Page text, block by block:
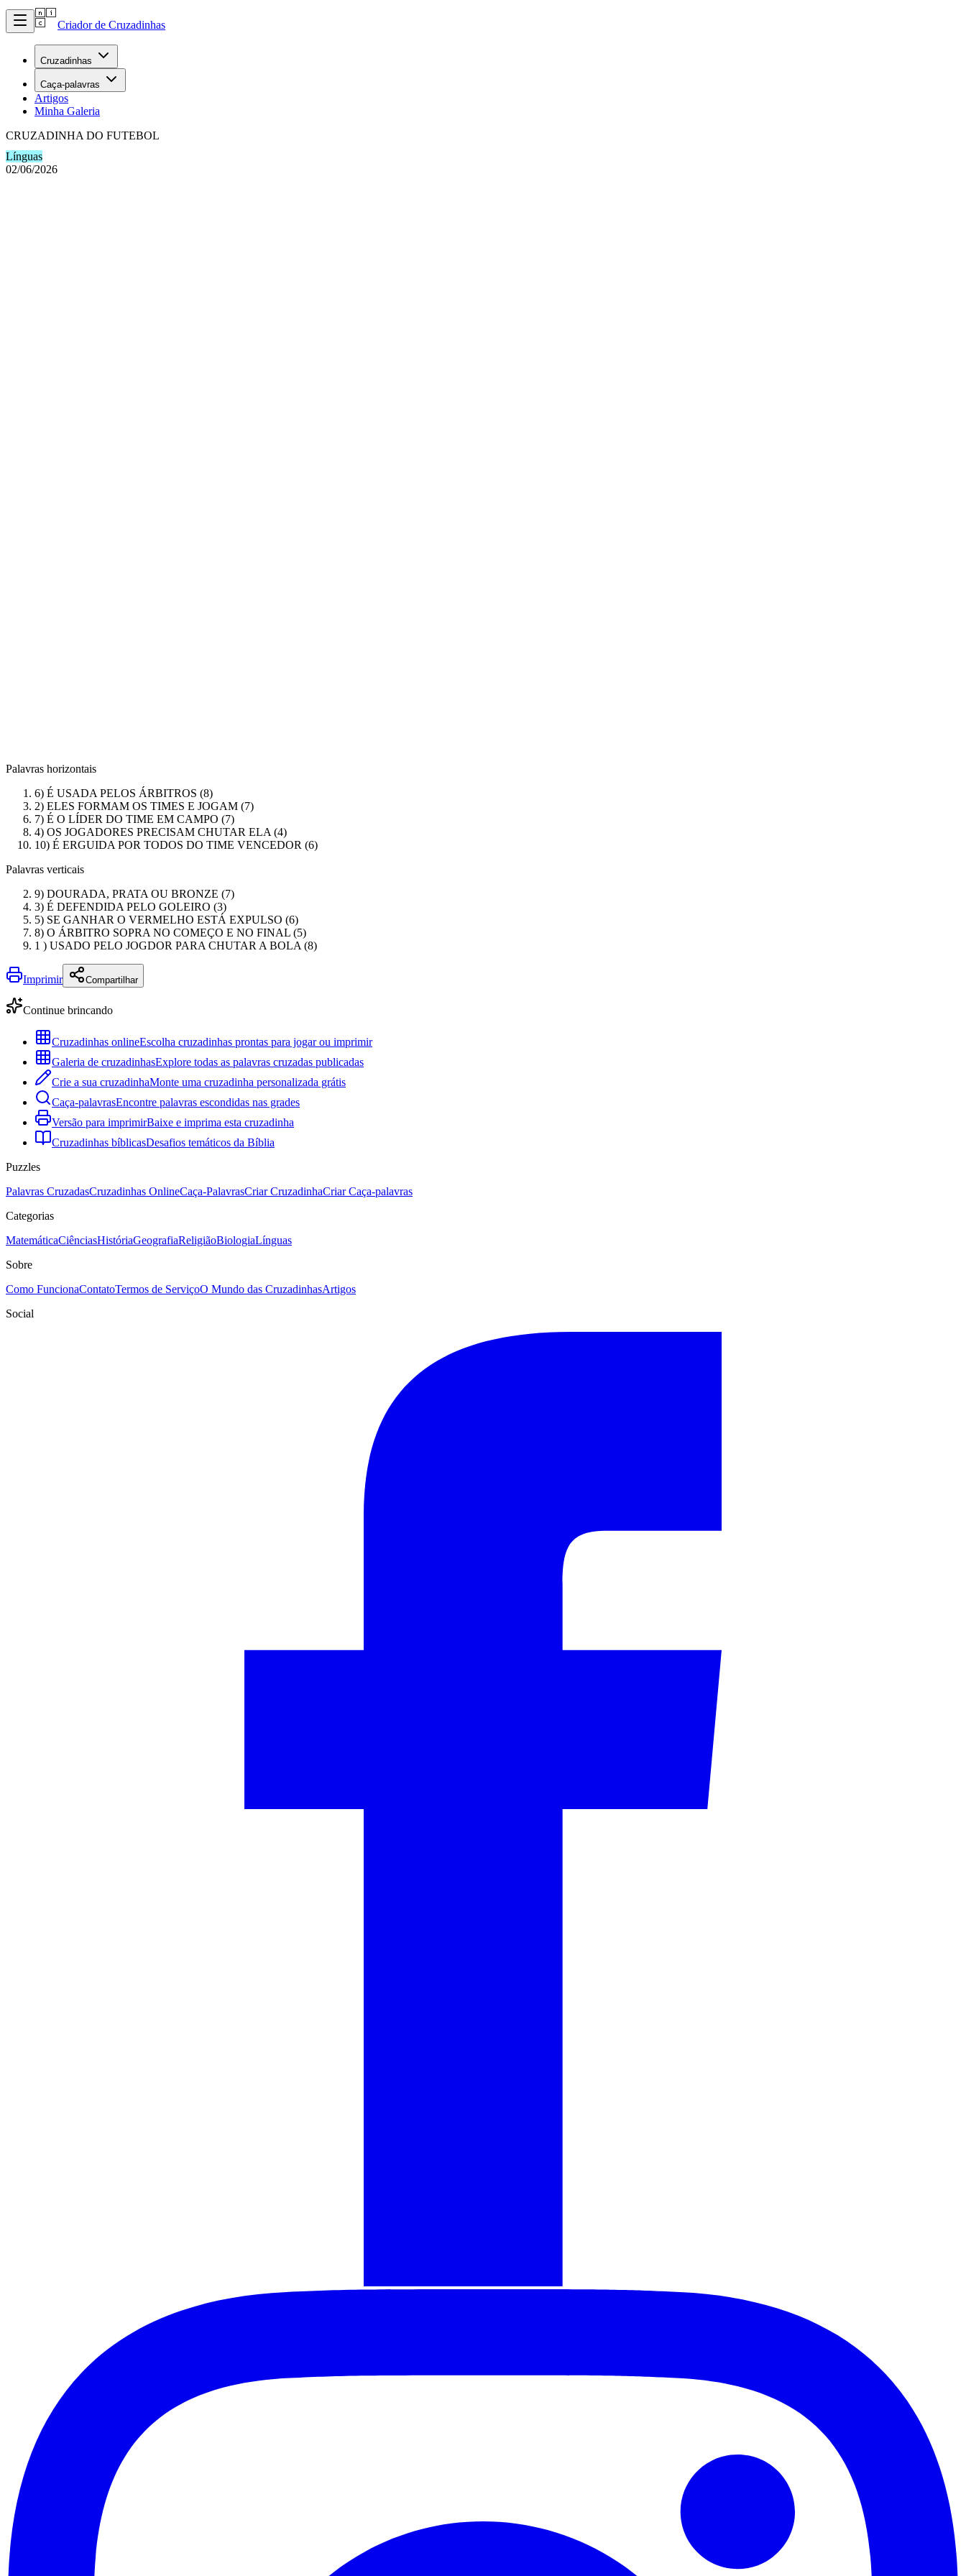
Criador de Cruzadinhas
Cruzadinhas
Caça-palavras
Artigos
Minha Galeria
CRUZADINHA DO FUTEBOL
Línguas
02/06/2026
Palavras horizontais
6) É USADA PELOS ÁRBITROS (8)
2) ELES FORMAM OS TIMES E JOGAM (7)
7) É O LÍDER DO TIME EM CAMPO (7)
4) OS JOGADORES PRECISAM CHUTAR ELA (4)
10) É ERGUIDA POR TODOS DO TIME VENCEDOR (6)
Palavras verticais
9) DOURADA, PRATA OU BRONZE (7)
3) É DEFENDIDA PELO GOLEIRO (3)
5) SE GANHAR O VERMELHO ESTÁ EXPULSO (6)
8) O ÁRBITRO SOPRA NO COMEÇO E NO FINAL (5)
1 ) USADO PELO JOGDOR PARA CHUTAR A BOLA (8)
Imprimir Compartilhar
Continue brincando
Cruzadinhas onlineEscolha cruzadinhas prontas para jogar ou imprimir
Galeria de cruzadinhasExplore todas as palavras cruzadas publicadas
Crie a sua cruzadinhaMonte uma cruzadinha personalizada grátis
Caça-palavrasEncontre palavras escondidas nas grades
Versão para imprimirBaixe e imprima esta cruzadinha
Cruzadinhas bíblicasDesafios temáticos da Bíblia
Puzzles
Palavras CruzadasCruzadinhas OnlineCaça-PalavrasCriar CruzadinhaCriar Caça-palavras
Categorias
MatemáticaCiênciasHistóriaGeografiaReligiãoBiologiaLínguas
Sobre
Como FuncionaContatoTermos de ServiçoO Mundo das CruzadinhasArtigos
Social